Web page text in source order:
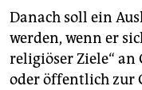
Danach soll ein
werden, wenn er
religiöser Ziele“
oder öffentlich zur